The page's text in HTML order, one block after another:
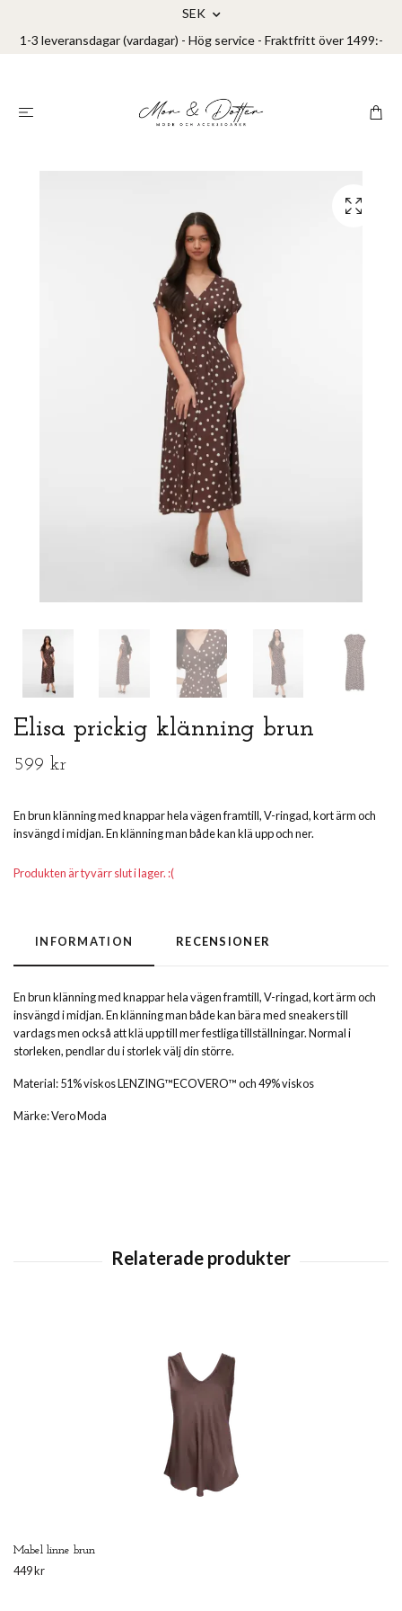
SEK
1-3 leveransdagar (vardagar) - Hög service - Fraktfritt över 1499:-
Elisa prickig klänning brun
599 kr
En brun klänning med knappar hela vägen framtill, V-ringad, kort ärm och
insvängd i midjan. En klänning man både kan klä upp och ner.
Produkten är tyvärr slut i lager. :(
INFORMATION RECENSIONER
En brun klänning med knappar hela vägen framtill, V-ringad, kort ärm och
insvängd i midjan. En klänning man både kan bära med sneakers till
vardags men också att klä upp till mer festliga tillställningar. Normal i
storleken, pendlar du i storlek välj din större.
Material: 51% viskos LENZING™ECOVERO™ och 49% viskos
Märke: Vero Moda
Mabel linne brun
449 kr